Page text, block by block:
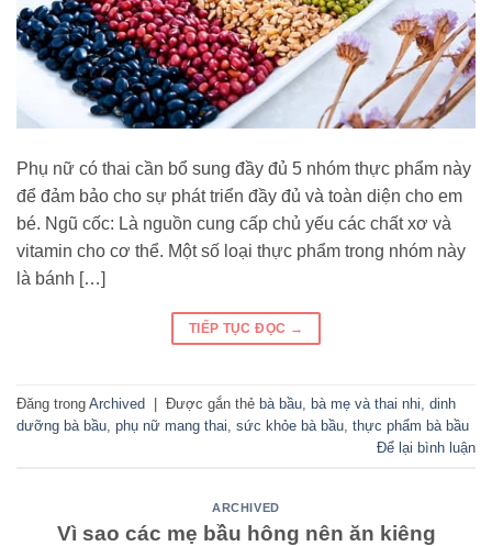
Phụ nữ có thai cần bổ sung đầy đủ 5 nhóm thực phẩm này
để đảm bảo cho sự phát triển đầy đủ và toàn diện cho em
bé. Ngũ cốc: Là nguồn cung cấp chủ yếu các chất xơ và
vitamin cho cơ thể. Một số loại thực phẩm trong nhóm này
là bánh […]
TIẾP TỤC ĐỌC →
Đăng trong Archived | Được gắn thẻ bà bầu bà mẹ và thai nhi dinh
dưỡng bà bầu phụ nữ mang thai sức khỏe bà bầu thực phẩm bà bầu
Để lại bình luận
ARCHIVED
Vì sao các mẹ bầu hông nên ăn kiêng